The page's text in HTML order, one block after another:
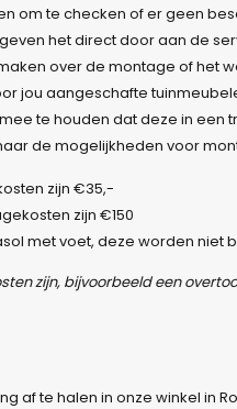
om te checken of er geen
het direct door aan de
over de montage of het
jou aangeschafte
te houden dat deze in een
de mogelijkheden voor
zijn €35,-
zijn €150
met voet, deze worden niet
zijn, bijvoorbeeld een
af te halen in onze winkel in